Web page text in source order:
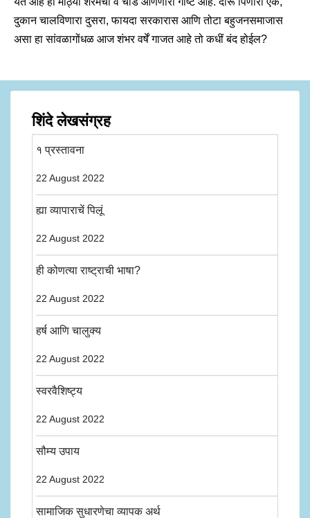
दुकान चालविणारा दुसरा, फायदा सरकारास आणि तोटा बहुजनसमाजास
असा हा सांवळागोंधळ आज शंभर वर्षें गाजत आहे तो कधीं बंद होईल?
शिंदे लेखसंग्रह
१ प्रस्तावना
22 August 2022
ह्या व्यापाराचें पिलूं
22 August 2022
ही कोणत्या राष्ट्राची भाषा?
22 August 2022
हर्ष आणि चालुक्य
22 August 2022
स्वरवैशिष्ट्य
22 August 2022
सौम्य उपाय
22 August 2022
सामाजिक सुधारणेचा व्यापक अर्थ